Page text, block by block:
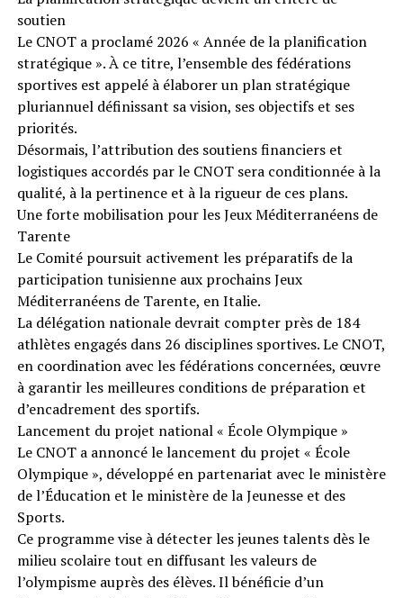
soutien
Le CNOT a proclamé 2026 « Année de la planification
stratégique ». À ce titre, l’ensemble des fédérations
sportives est appelé à élaborer un plan stratégique
pluriannuel définissant sa vision, ses objectifs et ses
priorités.
Désormais, l’attribution des soutiens financiers et
logistiques accordés par le CNOT sera conditionnée à la
qualité, à la pertinence et à la rigueur de ces plans.
Une forte mobilisation pour les Jeux Méditerranéens de
Tarente
Le Comité poursuit activement les préparatifs de la
participation tunisienne aux prochains Jeux
Méditerranéens de Tarente, en Italie.
La délégation nationale devrait compter près de 184
athlètes engagés dans 26 disciplines sportives. Le CNOT,
en coordination avec les fédérations concernées, œuvre
à garantir les meilleures conditions de préparation et
d’encadrement des sportifs.
Lancement du projet national « École Olympique »
Le CNOT a annoncé le lancement du projet « École
Olympique », développé en partenariat avec le ministère
de l’Éducation et le ministère de la Jeunesse et des
Sports.
Ce programme vise à détecter les jeunes talents dès le
milieu scolaire tout en diffusant les valeurs de
l’olympisme auprès des élèves. Il bénéficie d’un